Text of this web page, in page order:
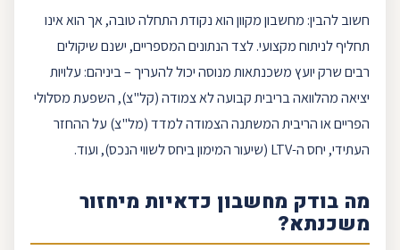
חשוב להבין: מחשבון מקוון הוא נקודת התחלה טובה, אך הוא אינו
תחליף לניתוח מקצועי. לצד הנתונים המספריים, ישנם שיקולים
רבים שרק יועץ משכנתאותמנוסה יכול להעריך – ביניהם: עלויות
יציאה מהלוואה בריבית קבועהלא צמודה (קל"צ), השפעת מסלולי
הפרייםאו הריבית המשתנה הצמודה למדד (מל"צ) על ההחזר
העתידי, יחס ה-LTV (שיעור המימון ביחס לשווי הנכס), ועוד.
מה בודק מחשבון כדאיות מיחזור
משכנתא?